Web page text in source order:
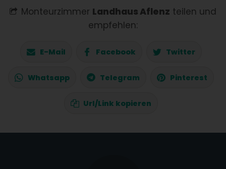
Monteurzimmer Landhaus Aflenz teilen und
empfehlen:
E-Mail Facebook Twitter
Whatsapp Telegram Pinterest
Url/Link kopieren